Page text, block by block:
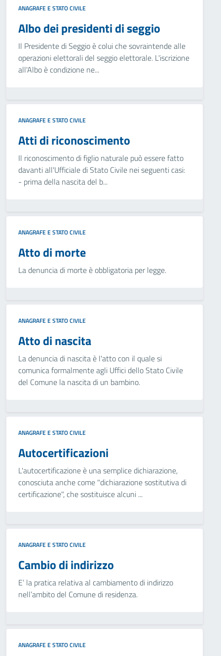
ANAGRAFE E STATO CIVILE
Albo dei presidenti di seggio
Il Presidente di Seggio è colui che sovraintende alle
operazioni elettorali del seggio elettorale. L'iscrizione
all'Albo è condizione ne...
ANAGRAFE E STATO CIVILE
Atti di riconoscimento
Il riconoscimento di figlio naturale può essere fatto
davanti all'Ufficiale di Stato Civile nei seguenti casi:
- prima della nascita del b...
ANAGRAFE E STATO CIVILE
Atto di morte
La denuncia di morte è obbligatoria per legge.
ANAGRAFE E STATO CIVILE
Atto di nascita
La denuncia di nascita è l'atto con il quale si
comunica formalmente agli Uffici dello Stato Civile
del Comune la nascita di un bambino.
ANAGRAFE E STATO CIVILE
Autocertificazioni
L'autocertificazione è una semplice dichiarazione,
conosciuta anche come "dichiarazione sostitutiva di
certificazione", che sostituisce alcuni ...
ANAGRAFE E STATO CIVILE
Cambio di indirizzo
E’ la pratica relativa al cambiamento di indirizzo
nell’ambito del Comune di residenza.
ANAGRAFE E STATO CIVILE